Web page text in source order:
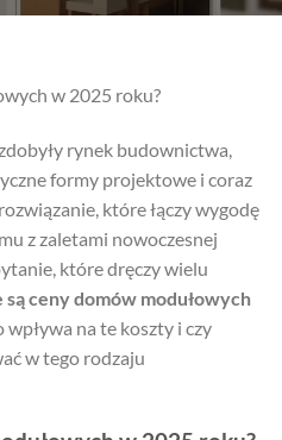
w 2025 roku?
rynek budownictwa,
formy projektowe i coraz
które łączy wygodę
z zaletami nowoczesnej
które dręczy wielu
są ceny domów modułowych
wpływa na te koszty i czy
w tego rodzaju